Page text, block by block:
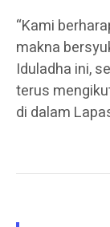
“Kami
makna
Iduladha ini,
terus
di dalam